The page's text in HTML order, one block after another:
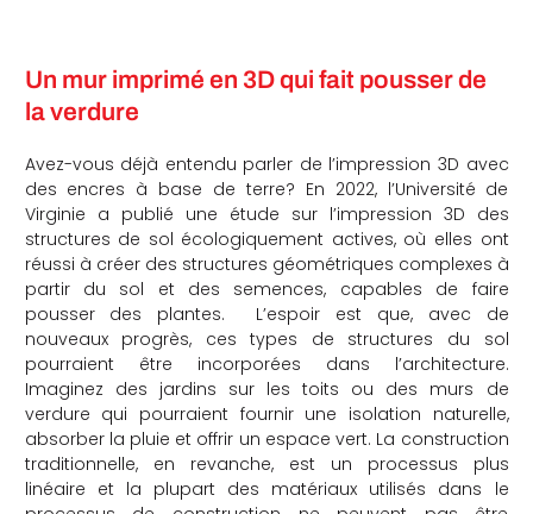
Un mur imprimé en 3D qui fait pousser de
la verdure
Avez-vous déjà entendu parler de l’impression 3D avec
des encres à base de terre? En 2022, l’Université de
Virginie a publié une étude sur l’impression 3D des
structures de sol écologiquement actives, où elles ont
réussi à créer des structures géométriques complexes à
partir du sol et des semences, capables de faire
pousser des plantes. L’espoir est que, avec de
nouveaux progrès, ces types de structures du sol
pourraient être incorporées dans l’architecture.
Imaginez des jardins sur les toits ou des murs de
verdure qui pourraient fournir une isolation naturelle,
absorber la pluie et offrir un espace vert. La construction
traditionnelle, en revanche, est un processus plus
linéaire et la plupart des matériaux utilisés dans le